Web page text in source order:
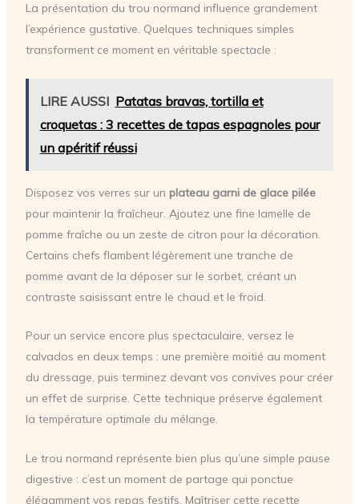
La présentation du trou normand influence grandement
l’expérience gustative. Quelques techniques simples
transforment ce moment en véritable spectacle :
LIRE AUSSI Patatas bravas, tortilla et
croquetas : 3 recettes de tapas espagnoles pour
un apéritif réussi
Disposez vos verres sur un plateau garni de glace pilée
pour maintenir la fraîcheur. Ajoutez une fine lamelle de
pomme fraîche ou un zeste de citron pour la décoration.
Certains chefs flambent légèrement une tranche de
pomme avant de la déposer sur le sorbet, créant un
contraste saisissant entre le chaud et le froid.
Pour un service encore plus spectaculaire, versez le
calvados en deux temps : une première moitié au moment
du dressage, puis terminez devant vos convives pour créer
un effet de surprise. Cette technique préserve également
la température optimale du mélange.
Le trou normand représente bien plus qu’une simple pause
digestive : c’est un moment de partage qui ponctue
élégamment vos repas festifs. Maîtriser cette recette